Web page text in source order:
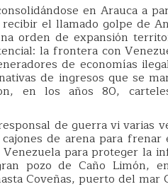
en Arauca a
el llamado golpe de
orden de expansión
la frontera con
de economías
de ingresos que se
en los años 80,
de guerra vi varias
de arena para
para proteger la
pozo de Caño Limón,
Coveñas, puerto del mar